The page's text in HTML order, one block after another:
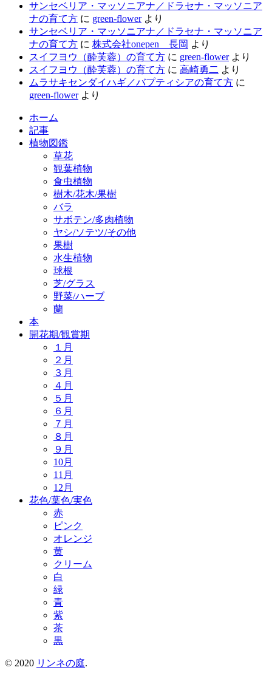
サンセベリア・マッソニアナ／ドラセナ・マッソニア
ナの育て方 に green-flowerより
サンセベリア・マッソニアナ／ドラセナ・マッソニア
ナの育て方 に 株式会社onepen 長岡 より
スイフヨウ（酔芙蓉）の育て方 に green-flowerより
スイフヨウ（酔芙蓉）の育て方 に 高崎勇二 より
ムラサキセンダイハギ／バプティシアの育て方 に
green-flowerより
ホーム
記事
植物図鑑
草花
観葉植物
食虫植物
樹木/花木/果樹
バラ
サボテン/多肉植物
ヤシ/ソテツ/その他
果樹
水生植物
球根
芝/グラス
野菜/ハーブ
蘭
本
開花期/観賞期
１月
２月
３月
４月
５月
６月
７月
８月
９月
10月
11月
12月
花色/葉色/実色
赤
ピンク
オレンジ
黄
クリーム
白
緑
青
紫
茶
黒
© 2020 リンネの庭.